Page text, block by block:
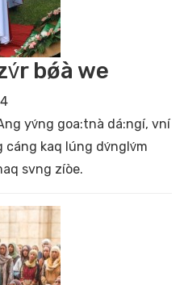
bǿà we
yv́ng goa:tnà dá:ngí, vní
cáng kaq lúng dv́nglv́m
svng zíòe.